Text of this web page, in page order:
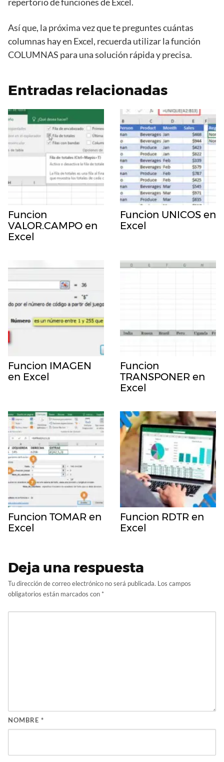
repertorio de funciones de Excel.
Así que, la próxima vez que te preguntes cuántas
columnas hay en Excel, recuerda utilizar la función
COLUMNAS para una solución rápida y precisa.
Entradas relacionadas
Funcion
VALOR.CAMPO en
Excel
Funcion UNICOS en
Excel
Funcion IMAGEN
en Excel
Funcion
TRANSPONER en
Excel
Funcion TOMAR en
Excel
Funcion RDTR en
Excel
Deja una respuesta
Tu dirección de correo electrónico no será publicada. Los campos
obligatorios están marcados con *
NOMBRE *